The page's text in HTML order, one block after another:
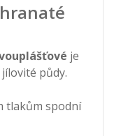
je
půdy.
tlakům spodní